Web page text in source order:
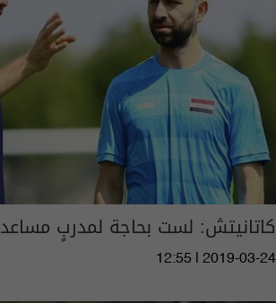
كاتانيتش: لست بحاجة لمدربٍ مساعد
12:55 | 2019-03-24